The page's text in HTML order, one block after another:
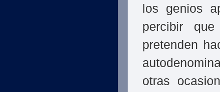
los genios
percibir
pretenden
otras